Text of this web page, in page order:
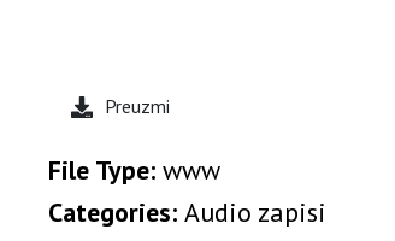
Preuzmi
File Type:www
Categories:Audio zapisi